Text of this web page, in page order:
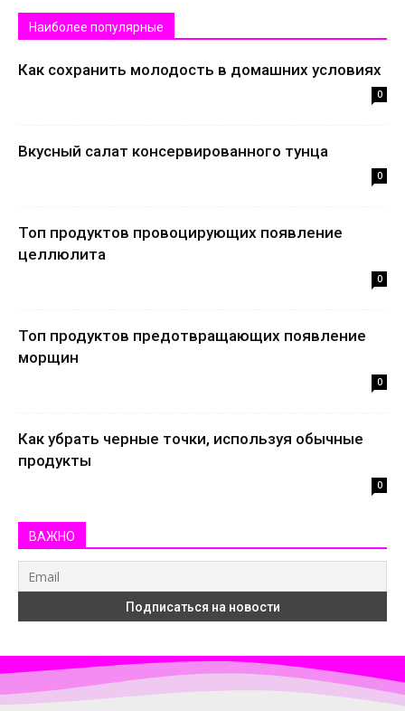
Наиболее популярные
Как сохранить молодость в домашних условиях
0
Вкусный салат консервированного тунца
0
Топ продуктов провоцирующих появление
целлюлита
0
Топ продуктов предотвращающих появление
морщин
0
Как убрать черные точки, используя обычные
продукты
0
ВАЖНО